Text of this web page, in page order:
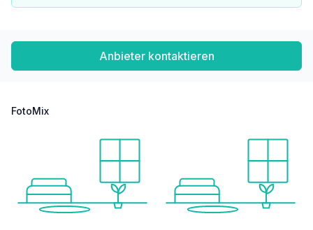
Straßenbahn <500m
Angaben Entfernung Luftlinie / Quelle: OpenStreetMap
Anbieter kontaktieren
FotoMix